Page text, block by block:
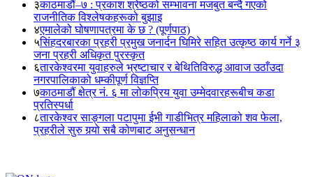
३काठमाडौं–७ : प्रकाश श्रेष्ठको सम्भावना मजबुत बन्दै गएको
राजनीतिक विश्लेषकहरूको बुझाइ
४एमालेको घोषणापत्रमा के छ ? (पूर्णपाठ)
५सिंहदरबारका प्रहरी प्रमुख जनार्दन घिमिरे सहित उत्कृष्ठ कार्य गर्ने ३
जना प्रहरी अधिकृत पुरस्कृत
६तारकेश्वरमा युवाहरुले भ्रष्टाचार र बेथितिविरुद्ध आवाज उठाँउदा
नगरपालिकाको धम्कीपूर्ण विज्ञप्ति
७काठमाडौं क्षेत्र नं. ६ मा लोकप्रिय युवा उम्मेदवारहरूबीच कडा
प्रतिस्पर्धा
८तारकेश्वर साङ्गला पटापुमा ईभी गाडीभित्र महिलाको शव फेला,
प्रहरीले सुरु गर्‍यो सबै कोणबाट अनुसन्धान